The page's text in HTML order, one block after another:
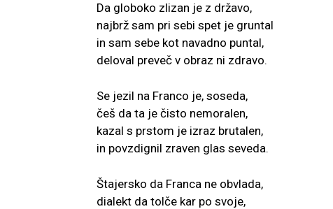
Da globoko zlizan je z državo,
najbrž sam pri sebi spet je gruntal
in sam sebe kot navadno puntal,
deloval preveč v obraz ni zdravo.
Se jezil na Franco je, soseda,
češ da ta je čisto nemoralen,
kazal s prstom je izraz brutalen,
in povzdignil zraven glas seveda.
Štajersko da Franca ne obvlada,
dialekt da tolče kar po svoje,